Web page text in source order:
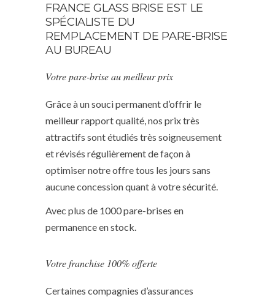
FRANCE GLASS BRISE EST LE
SPÉCIALISTE DU
REMPLACEMENT DE PARE-BRISE
AU BUREAU
Votre pare-brise au meilleur prix
Grâce à un souci permanent d’offrir le
meilleur rapport qualité, nos prix très
attractifs sont étudiés très soigneusement
et révisés régulièrement de façon à
optimiser notre offre tous les jours sans
aucune concession quant à votre sécurité.
Avec plus de 1000 pare-brises en
permanence en stock.
Votre franchise 100% offerte
Certaines compagnies d’assurances